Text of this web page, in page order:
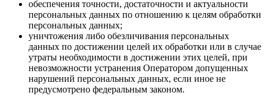
обеспечения точности, достаточности и актуальности
персональных данных по отношению к целям обработки
персональных данных;
уничтожения либо обезличивания персональных
данных по достижении целей их обработки или в случае
утраты необходимости в достижении этих целей, при
невозможности устранения Оператором допущенных
нарушений персональных данных, если иное не
предусмотрено федеральным законом.